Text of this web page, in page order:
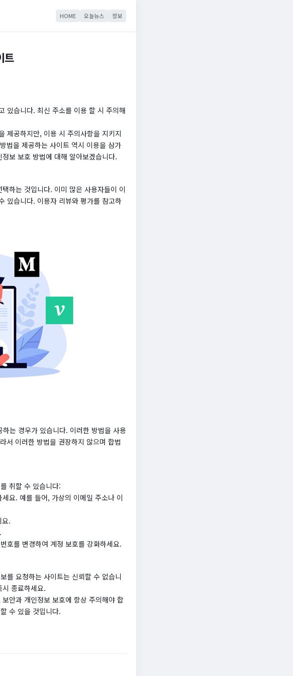
HOME 오늘뉴스 정보
트
있습니다. 최신 주소를 이용 할 시 주의해
제공하지만, 이용 시 주의사항을 지키지
법을 제공하는 사이트 역시 이용을 삼가
보 보호 방법에 대해 알아보겠습니다.
하는 것입니다. 이미 많은 사용자들이 이
있습니다. 이용자 리뷰와 평가를 참고하
는 경우가 있습니다. 이러한 방법을 사용
서 이러한 방법을 권장하지 않으며 합법
취할 수 있습니다:
요. 예를 들어, 가상의 이메일 주소나 이
.
호를 변경하여 계정 보호를 강화하세요.
를 요청하는 사이트는 신뢰할 수 없습니
종료하세요.
안과 개인정보 보호에 항상 주의해야 합
수 있을 것입니다.